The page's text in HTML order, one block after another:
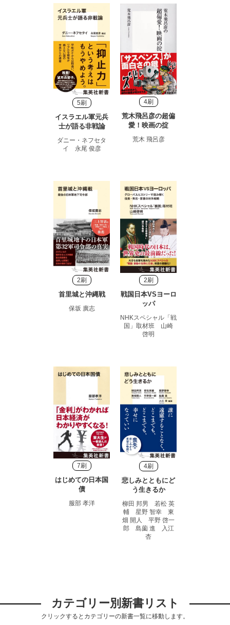
5刷
イスラエル軍元兵
士が語る非戦論
ダニー・ネフセタ
イ 永尾 俊彦
4刷
荒木飛呂彦の超偏
愛！映画の掟
荒木 飛呂彦
2刷
首里城と沖縄戦
保坂 廣志
2刷
戦国日本VSヨーロ
ッパ
NHKスペシャル「戦
国」取材班 山崎
啓明
7刷
はじめての日本国
債
服部 孝洋
4刷
悲しみとともにど
う生きるか
柳田 邦男 若松 英
輔 星野 智幸 東
畑 開人 平野 啓一
郎 島薗 進 入江
杏
カテゴリー別新書リスト
クリックするとカテゴリーの新書一覧に移動します。